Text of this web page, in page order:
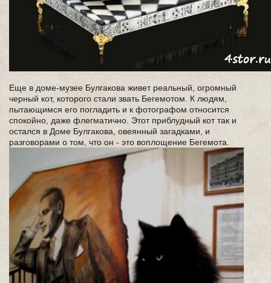
Еще в доме-музее Булгакова живет реальный, огромный
черный кот, которого стали звать Бегемотом. К людям,
пытающимся его погладить и к фотографом относится
спокойно, даже флегматично. Этот приблудный кот так и
остался в Доме Булгакова, овеянный загадками, и
разговорами о том, что он - это воплощение Бегемота.